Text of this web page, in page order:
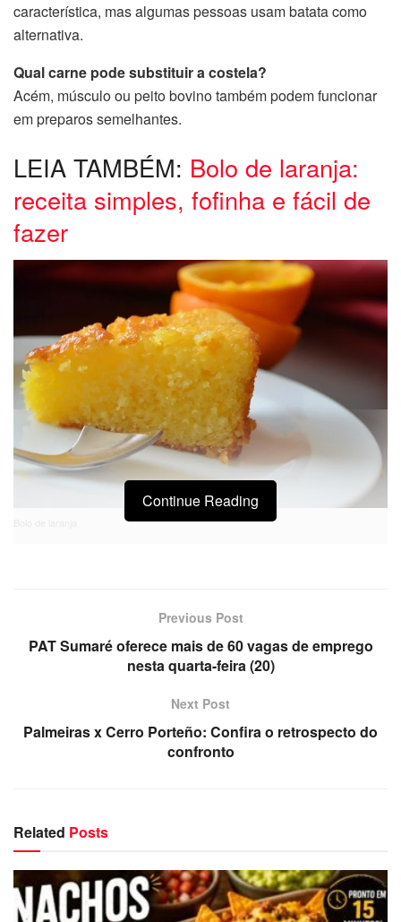
característica, mas algumas pessoas usam batata como
alternativa.
Qual carne pode substituir a costela?
Acém, músculo ou peito bovino também podem funcionar
em preparos semelhantes.
LEIA TAMBÉM: Bolo de laranja:
receita simples, fofinha e fácil de
fazer
Continue Reading
Previous Post
PAT Sumaré oferece mais de 60 vagas de emprego
nesta quarta-feira (20)
Next Post
Palmeiras x Cerro Porteño: Confira o retrospecto do
confronto
Related Posts